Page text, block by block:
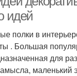
идей
полки в
. Большая
для